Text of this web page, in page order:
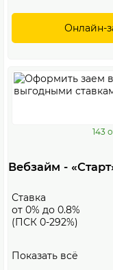
Онлайн-
143
Вебзайм -
Ставка
от 0% до 0.8%
(ПСК 0-292%)
Показать всё